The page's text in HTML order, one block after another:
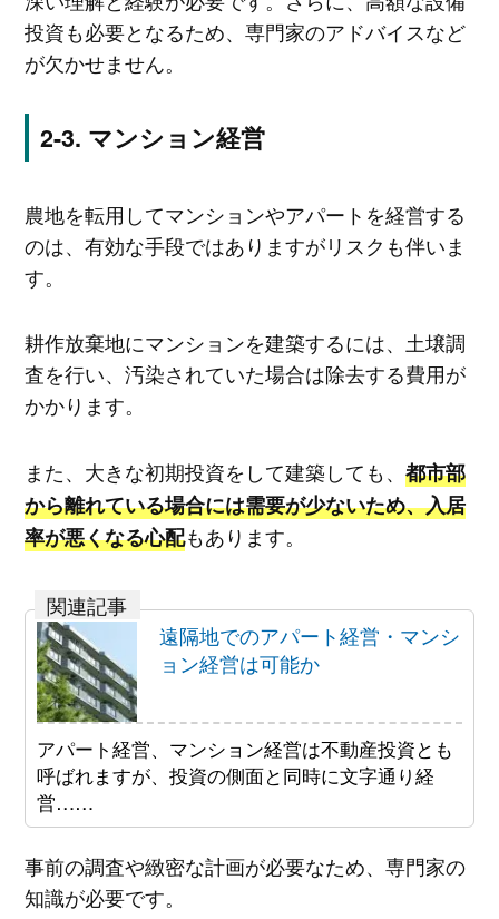
投資も必要となるため、専門家のアドバイスなど
が欠かせません。
マンション経営
農地を転用してマンションやアパートを経営する
のは、有効な手段ではありますがリスクも伴いま
す。
耕作放棄地にマンションを建築するには、土壌調
査を行い、汚染されていた場合は除去する費用が
かかります。
また、大きな初期投資をして建築しても、 都市部
から離れている場合には需要が少ないため、入居
率が悪くなる心配もあります。
遠隔地でのアパート経営・マンシ
ョン経営は可能か
アパート経営、マンション経営は不動産投資とも
呼ばれますが、投資の側面と同時に文字通り経
営……
事前の調査や緻密な計画が必要なため、専門家の
知識が必要です。